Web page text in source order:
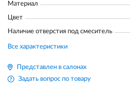
Материал
Цвет
Наличие отверстия под смеситель
Все характеристики
Представлен в салонах
Задать вопрос по товару